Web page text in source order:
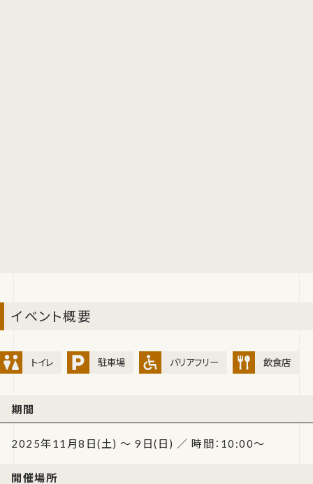
イベント概要
トイレ 駐車場 バリアフリー 飲食店
期間
2025年11月8日(土) ～ 9日(日) ／ 時間：10:00～
開催場所